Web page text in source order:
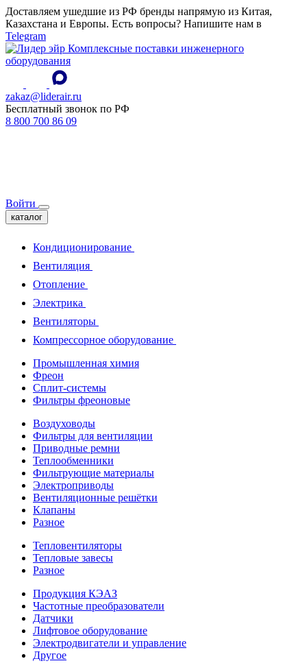
Доставляем ушедшие из РФ бренды напрямую из Китая,
Казахстана и Европы. Есть вопросы? Напишите нам в
Telegram
Комплексные поставки инженерного
оборудования
zakaz@liderair.ru
Бесплатный звонок по РФ
8 800 700 86 09
Войти
каталог
Кондиционирование
Вентиляция
Отопление
Электрика
Вентиляторы
Компрессорное оборудование
Промышленная химия
Фреон
Сплит-системы
Фильтры фреоновые
Воздуховоды
Фильтры для вентиляции
Приводные ремни
Теплообменники
Фильтрующие материалы
Электроприводы
Вентиляционные решётки
Клапаны
Разное
Тепловентиляторы
Тепловые завесы
Разное
Продукция КЭАЗ
Частотные преобразователи
Датчики
Лифтовое оборудование
Электродвигатели и управление
Другое